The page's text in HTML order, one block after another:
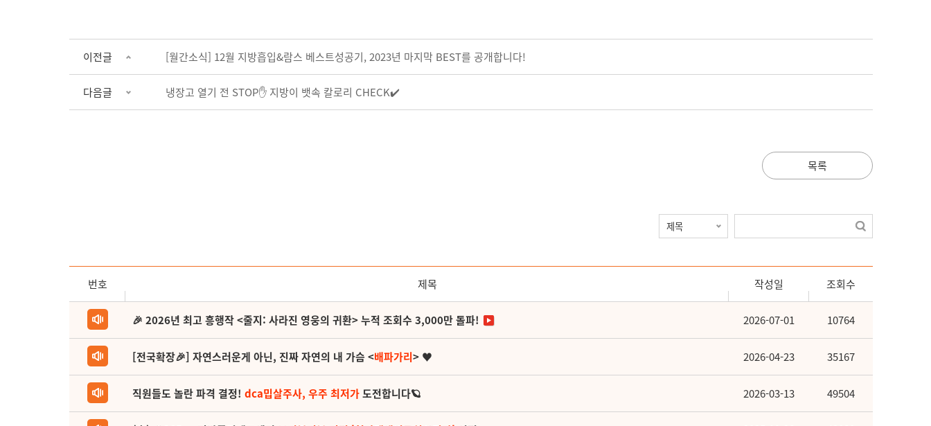
이전글 [월간소식] 12월 지방흡입&람스 베스트성공기, 2023년 마지막 BEST를 공개합니다!
다음글 냉장고 열기 전 STOP✋ 지방이 뱃속 칼로리 CHECK✔️
목록
번호 제목 작성일 조회수
🎉 2026년 최고 흥행작 <줄지: 사라진 영웅의 귀환> 누적 조회수 3,000만 돌파! 2026-07-01 10764
[전국확장🎉] 자연스러운게 아닌, 진짜 자연의 내 가슴 <배파가리> ♥ 2026-04-23 35167
직원들도 놀란 파격 결정! dca밉살주사, 우주 최저가도전합니다🪐 2026-03-13 49504